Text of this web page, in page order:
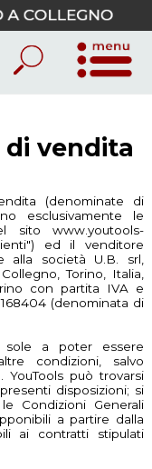
di vendita
(denominate di
esclusivamente le
sito www.youtools-
ed il venditore
alla società U.B. srl,
Torino, Italia,
con partita IVA e
(denominata di
sole a poter essere
condizioni, salvo
può trovarsi
disposizioni; si
Condizioni Generali
a partire dalla
ai contratti stipulati